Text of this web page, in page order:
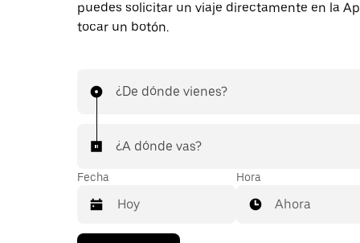
puedes solicitar un viaje directamente en la
tocar un botón.
¿De dónde vienes?
¿A dónde vas?
Fecha Hora
Ahora